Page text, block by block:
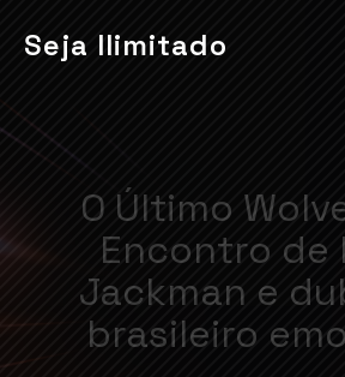
Seja Ilimitado
O Último
Encontro de
Jackman e
brasileiro